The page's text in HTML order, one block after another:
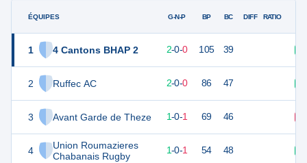
ÉQUIPES
1 4 Cantons BHAP 2
2 Ruffec AC
3 Avant Garde de Theze
4
Union Roumazieres
Chabanais Rugby
G-N-P BP BC DIFF RATIO
9 2-0-0 105 39
2-0-0 86 47
6 2 1-0-1 69 46
5 1-0-1 54 48